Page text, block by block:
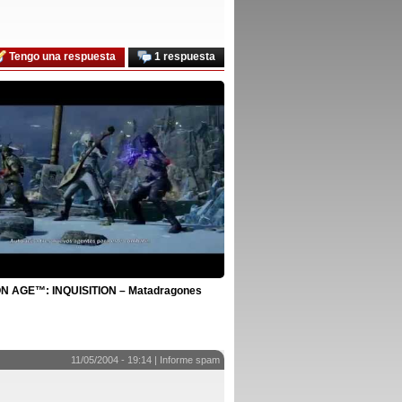
1 respuesta
Tengo una respuesta
AGE™: INQUISITION – Matadragones
11/05/2004 - 19:14 | Informe spam